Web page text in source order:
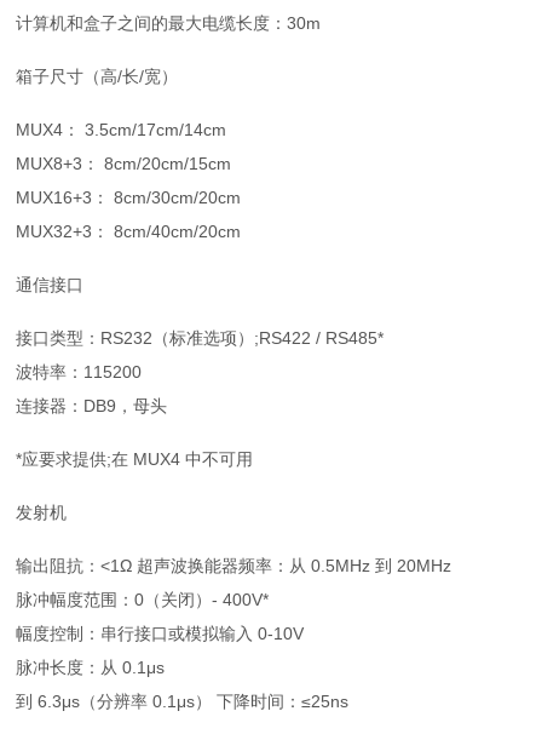
计算机和盒子之间的最大电缆长度：30m
箱子尺寸（高/长/宽）
MUX4： 3.5cm/17cm/14cm
MUX8+3： 8cm/20cm/15cm
MUX16+3： 8cm/30cm/20cm
MUX32+3： 8cm/40cm/20cm
通信接口
接口类型：RS232（标准选项）;RS422 / RS485*
波特率：115200
连接器：DB9，母头
*应要求提供;在 MUX4 中不可用
发射机
输出阻抗：<1Ω 超声波换能器频率：从 0.5MHz 到 20MHz
脉冲幅度范围：0（关闭）- 400V*
幅度控制：串行接口或模拟输入 0-10V
脉冲长度：从 0.1μs
到 6.3μs（分辨率 0.1μs） 下降时间：≤25ns